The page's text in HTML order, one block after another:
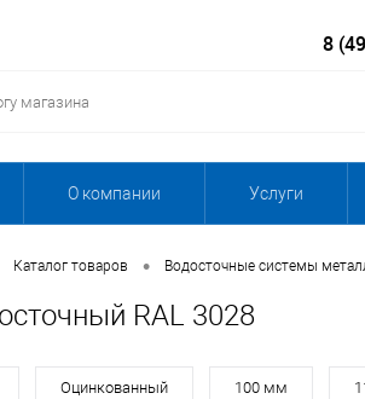
8
О компании Услуги
Каталог товаров • Водосточные системы
RAL 3028
Оцинкованный 100 мм